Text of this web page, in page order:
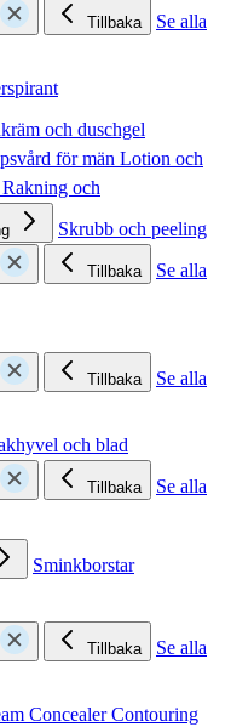
Tillbaka
Se alla
och duschgel
för män Lotion och
Rakning och
Skrubb och peeling
Tillbaka
Se alla
Tillbaka
Se alla
och blad
Tillbaka
Se alla
Sminkborstar
Tillbaka
Se alla
ConcealerContouring